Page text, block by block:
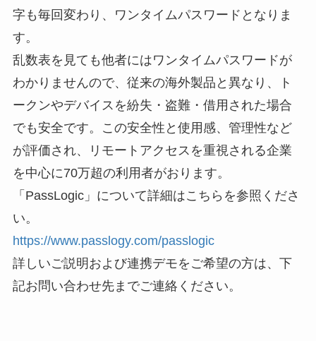
字も毎回変わり、ワンタイムパスワードとなりま
す。
乱数表を見ても他者にはワンタイムパスワードが
わかりませんので、従来の海外製品と異なり、ト
ークンやデバイスを紛失・盗難・借用された場合
でも安全です。この安全性と使用感、管理性など
が評価され、リモートアクセスを重視される企業
を中心に70万超の利用者がおります。
「PassLogic」について詳細はこちらを参照くださ
い。
https://www.passlogy.com/passlogic
詳しいご説明および連携デモをご希望の方は、下
記お問い合わせ先までご連絡ください。